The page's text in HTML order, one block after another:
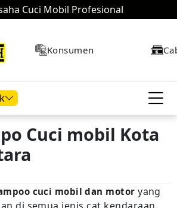
Cuci Mobil Profesional
Konsumen
Hidrolik Motor
Cuci mobil Kota
cuci mobil dan motor yang